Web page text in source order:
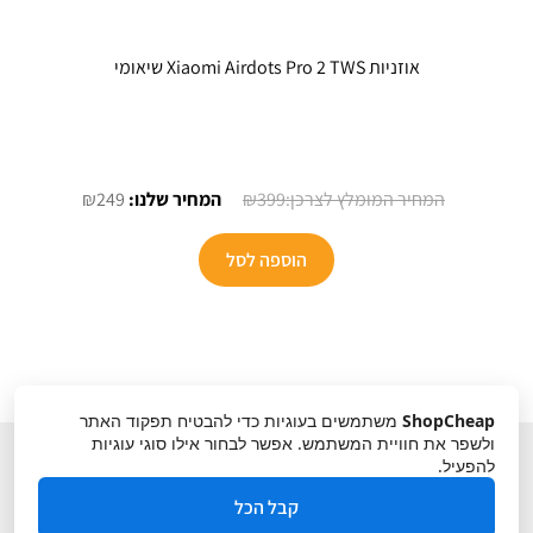
אוזניות Xiaomi Airdots Pro 2 TWS שיאומי
₪399
המחיר
המקורי
היה:
₪399.
₪249 המחיר
הוספה לסל
ShopCheap משתמשים בעוגיות כדי להבטיח תפקוד האתר
ולשפר את חוויית המשתמש. אפשר לבחור אילו סוגי עוגיות
להפעיל.
קבל הכל